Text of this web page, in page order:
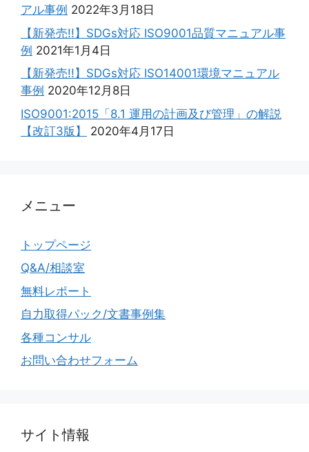
アル事例 2022年3月18日
【新発売!!】SDGs対応 ISO9001品質マニュアル事
例 2021年1月4日
【新発売!!】SDGs対応 ISO14001環境マニュアル
事例 2020年12月8日
ISO9001:2015「8.1 運用の計画及び管理」の解説
【改訂3版】
2020年4月17日
メニュー
トップページ
Q&A/相談室
無料レポート
自力取得パック/文書事例集
各種コンサル
お問い合わせフォーム
サイト情報